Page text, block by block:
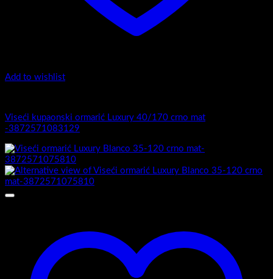
Add to wishlist
Viseći kupaonski ormarić Luxury 40/170 crno mat
-3872571083129